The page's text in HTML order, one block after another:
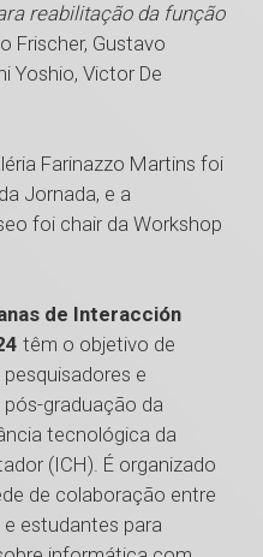
reabilitação da função
Frischer, Gustavo
Yoshio, Victor De
Farinazzo Martins foi
Jornada, e a
foi chair da Workshop
de Interacción
têm o objetivo de
e
graduação da
tecnológica da
(ICH). É organizado
de colaboração entre
estudantes para